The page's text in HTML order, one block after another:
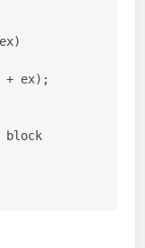
+ ex);
block